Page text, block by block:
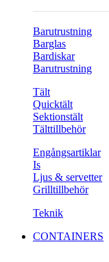
Barutrustning
Barglas
Bardiskar
Barutrustning
Tält
Quicktält
Sektionstält
Tälttillbehör
Engångsartiklar
Is
Ljus & servetter
Grilltillbehör
Teknik
CONTAINERS